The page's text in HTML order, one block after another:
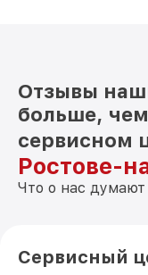
Отзывы
больше,
сервисном
Ростове-
Что о нас
Сервисный